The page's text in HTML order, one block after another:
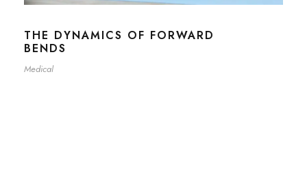
THE DYNAMICS OF FORWARD
BENDS
Medical